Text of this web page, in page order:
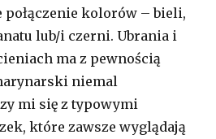
kolorów – bieli,
lub/i czerni. Ubrania i
ma z pewnością
niemal
mi się z typowymi
które zawsze wyglądają